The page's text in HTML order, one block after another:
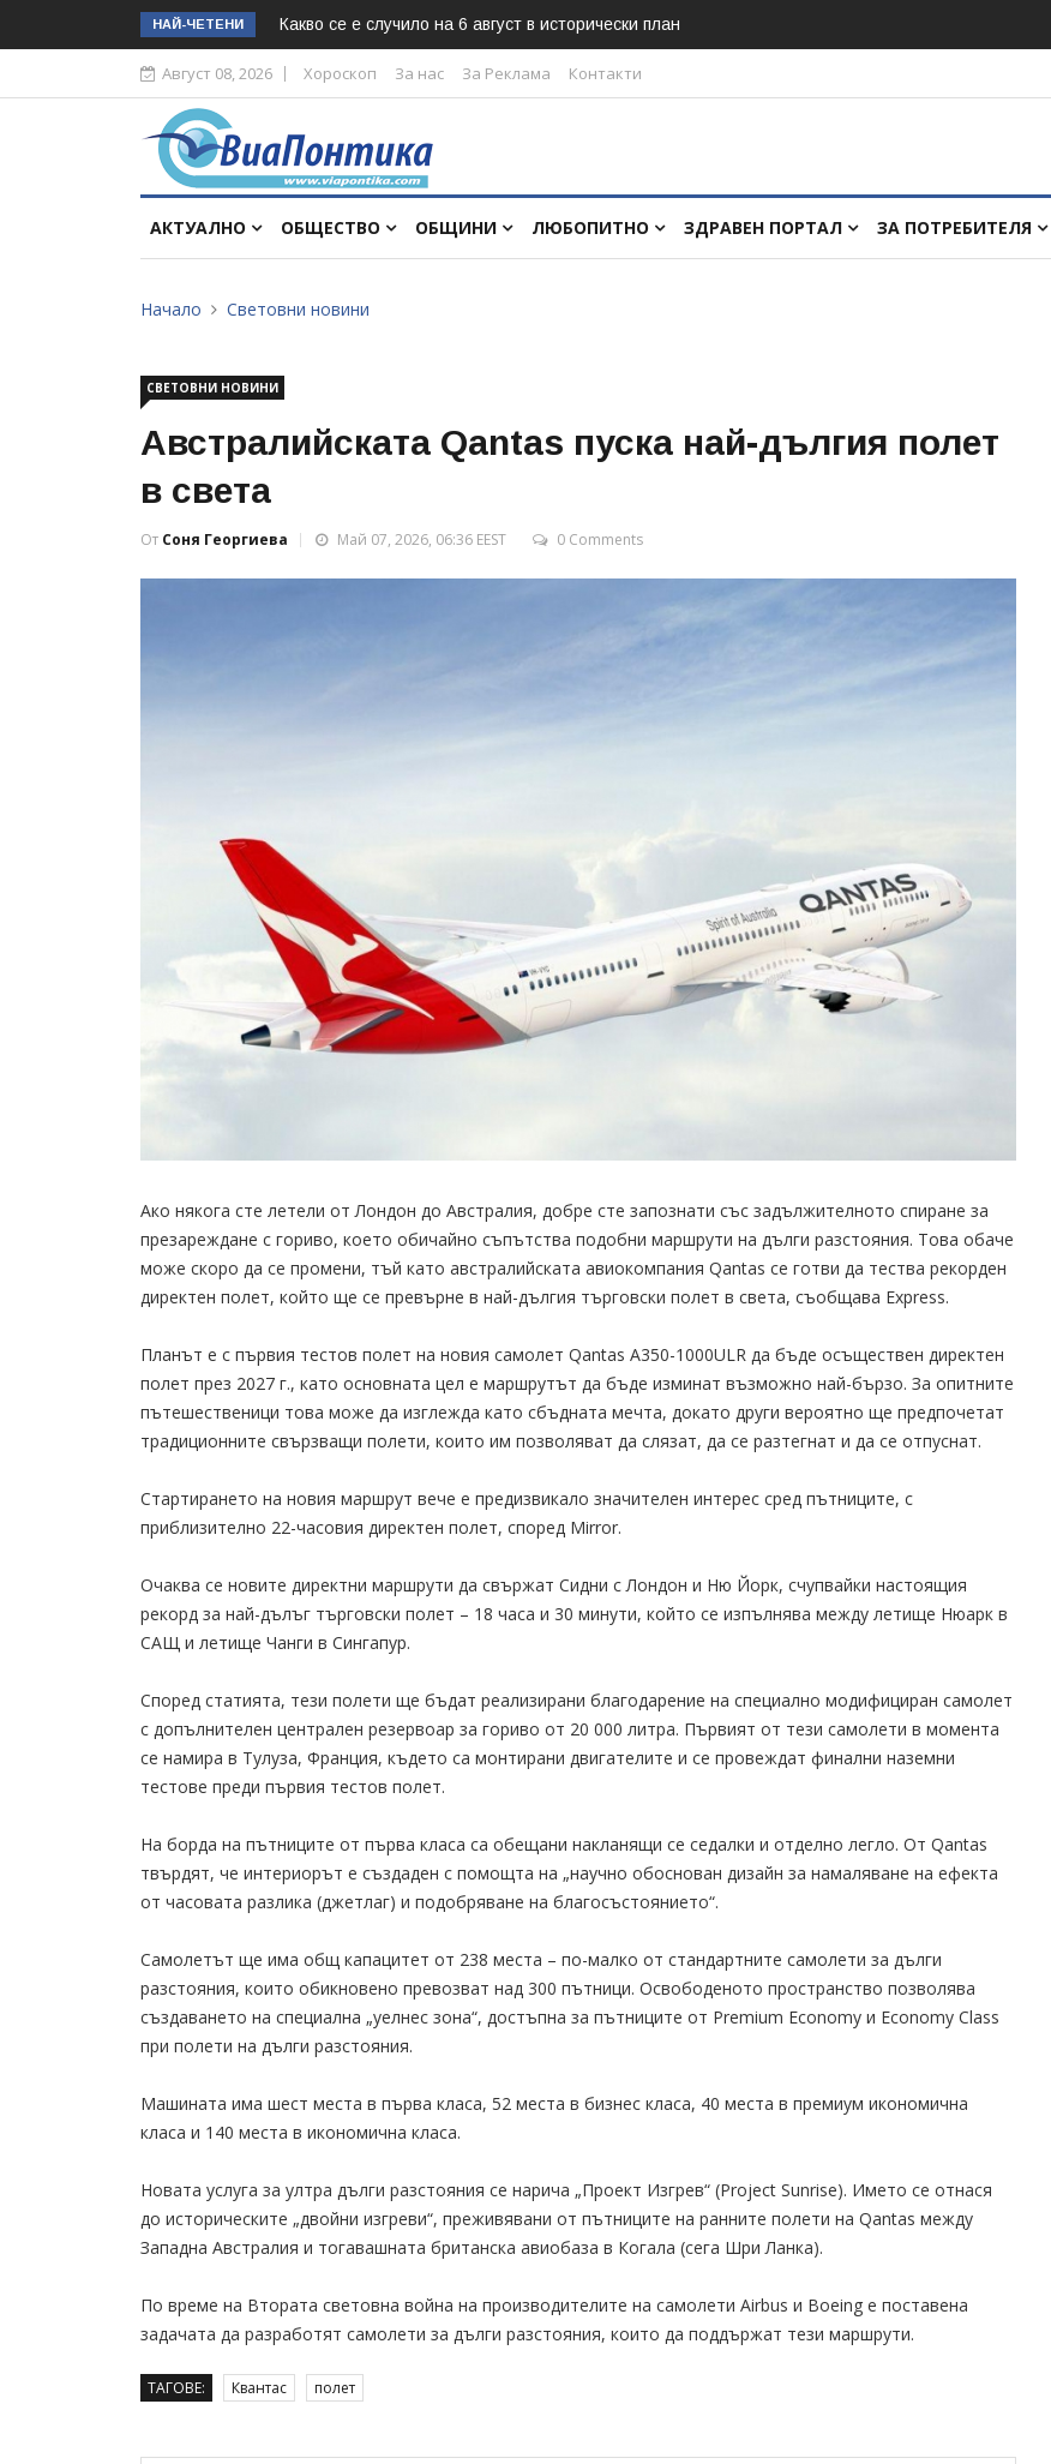
НАЙ-ЧЕТЕНИ Какво се е случило на 6 август в исторически план
Август 08, 2026 Хороскоп За нас За Реклама Контакти
АКТУАЛНО ОБЩЕСТВО ОБЩИНИ ЛЮБОПИТНО ЗДРАВЕН ПОРТАЛ ЗА ПОТРЕБИТЕЛЯ
Начало Световни новини
СВЕТОВНИ НОВИНИ
Австралийската Qantas пуска най-дългия полет
в света
От Соня Георгиева Май 07, 2026, 06:36 EEST 0 Comments
Ако някога сте летели от Лондон до Австралия, добре сте запознати със задължителното спиране за
презареждане с гориво, което обичайно съпътства подобни маршрути на дълги разстояния. Това обаче
може скоро да се промени, тъй като австралийската авиокомпания Qantas се готви да тества рекорден
директен полет, който ще се превърне в най-дългия търговски полет в света, съобщава Express.
Планът е с първия тестов полет на новия самолет Qantas A350-1000ULR да бъде осъществен директен
полет през 2027 г., като основната цел е маршрутът да бъде изминат възможно най-бързо. За опитните
пътешественици това може да изглежда като сбъдната мечта, докато други вероятно ще предпочетат
традиционните свързващи полети, които им позволяват да слязат, да се разтегнат и да се отпуснат.
Стартирането на новия маршрут вече е предизвикало значителен интерес сред пътниците, с
приблизително 22-часовия директен полет, според Mirror.
Очаква се новите директни маршрути да свържат Сидни с Лондон и Ню Йорк, счупвайки настоящия
рекорд за най-дълъг търговски полет – 18 часа и 30 минути, който се изпълнява между летище Нюарк в
САЩ и летище Чанги в Сингапур.
Според статията, тези полети ще бъдат реализирани благодарение на специално модифициран самолет
с допълнителен централен резервоар за гориво от 20 000 литра. Първият от тези самолети в момента
се намира в Тулуза, Франция, където са монтирани двигателите и се провеждат финални наземни
тестове преди първия тестов полет.
На борда на пътниците от първа класа са обещани накланящи се седалки и отделно легло. От Qantas
твърдят, че интериорът е създаден с помощта на „научно обоснован дизайн за намаляване на ефекта
от часовата разлика (джетлаг) и подобряване на благосъстоянието“.
Самолетът ще има общ капацитет от 238 места – по-малко от стандартните самолети за дълги
разстояния, които обикновено превозват над 300 пътници. Освободеното пространство позволява
създаването на специална „уелнес зона“, достъпна за пътниците от Premium Economy и Economy Class
при полети на дълги разстояния.
Машината има шест места в първа класа, 52 места в бизнес класа, 40 места в премиум икономична
класа и 140 места в икономична класа.
Новата услуга за ултра дълги разстояния се нарича „Проект Изгрев“ (Project Sunrise). Името се отнася
до историческите „двойни изгреви“, преживявани от пътниците на ранните полети на Qantas между
Западна Австралия и тогавашната британска авиобаза в Когала (сега Шри Ланка).
По време на Втората световна война на производителите на самолети Airbus и Boeing е поставена
задачата да разработят самолети за дълги разстояния, които да поддържат тези маршрути.
ТАГОВЕ: Квантас полет